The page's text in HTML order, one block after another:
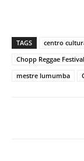
TAGS centro
Chopp Reggae Festival
mestre lumumba